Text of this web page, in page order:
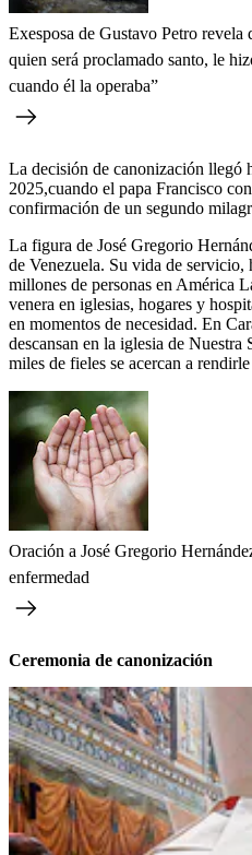
Exesposa de Gustavo Petro revela
quien será proclamado santo, le
cuando él la operaba”
La decisión de canonización llegó
2025,cuando el papa Francisco
confirmación de un segundo
La figura de José Gregorio
de Venezuela. Su vida de
millones de personas en América
venera en iglesias, hogares y
en momentos de necesidad. En
descansan en la iglesia de Nuestra
miles de fieles se acercan a
Oración a José Gregorio
enfermedad
Ceremonia de canonización